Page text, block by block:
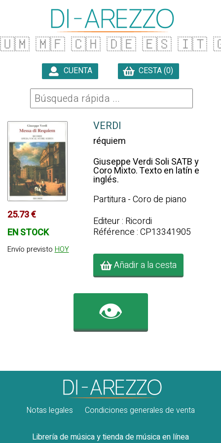
🇺🇲 🇲🇫 🇨🇭 🇩🇪 🇪🇸 🇮🇹
CUENTA CESTA (0)
25.73 €
EN STOCK
Envío previsto HOY
VERDI
réquiem
Giuseppe Verdi Soli SATB y
Coro Mixto. Texto en latín e
inglés.
Partitura - Coro de piano
Editeur : Ricordi
Référence : CP13341905
Añadir a la cesta
👁️
Notas legales Condiciones generales de venta
Librería de música y tienda de música en línea